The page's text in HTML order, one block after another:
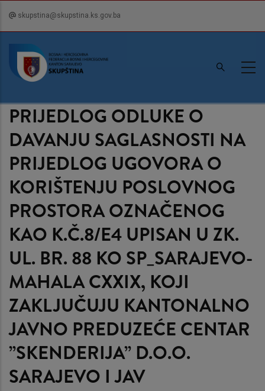
content
skupstina@skupstina.ks.gov.ba
PRIJEDLOG ODLUKE O
DAVANJU SAGLASNOSTI NA
PRIJEDLOG UGOVORA O
KORIŠTENJU POSLOVNOG
PROSTORA OZNAČENOG
KAO K.Č.8/E4 UPISAN U ZK.
UL. BR. 88 KO SP_SARAJEVO-
MAHALA CXXIX, KOJI
ZAKLJUČUJU KANTONALNO
JAVNO PREDUZEĆE CENTAR
”SKENDERIJA” D.O.O.
SARAJEVO I JAV